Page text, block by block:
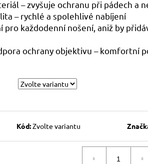
– zvyšuje ochranu při pádech a
– rychlé a spolehlivé nabíjení
pro každodenní nošení, aniž by
ochrany objektivu – komfortní
Kód:Zvolte variantu